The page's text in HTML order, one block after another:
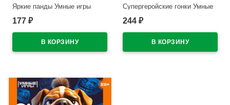
Яркие панды Умные игры
180х127х35 мм
177 ₽
Супергеройские гонки Умные
игры арт.4630395044974
244 ₽